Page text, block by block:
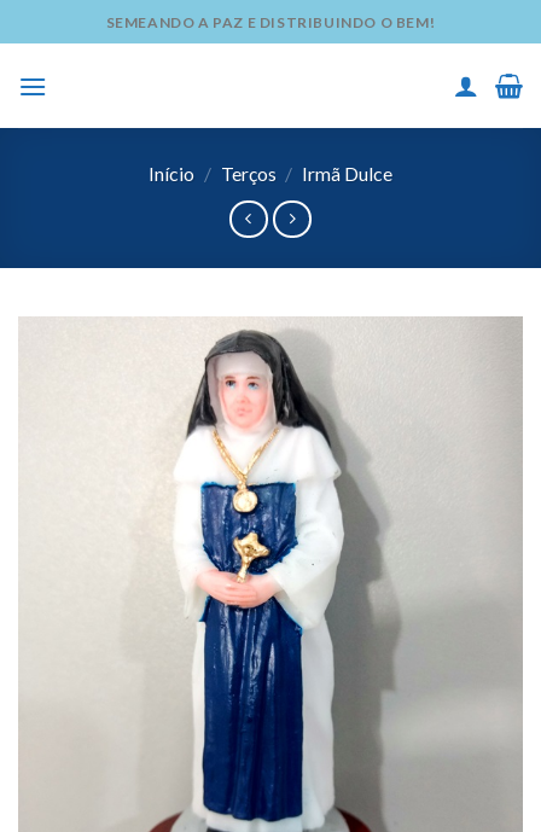
to
content
SEMEANDO A PAZ E DISTRIBUINDO O BEM!
Início / Terços / Irmã Dulce